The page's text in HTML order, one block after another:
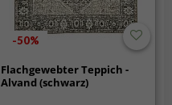
-50%
Flachgewebter Teppich -
Alvand (schwarz)